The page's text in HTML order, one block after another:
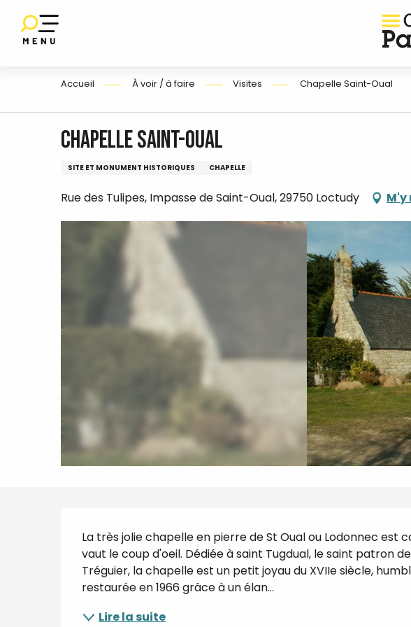
contenu
Accueil À voir / à faire Visites Chapelle Saint-Oual
Chapelle Saint-Oual
SITE ET MONUMENT HISTORIQUES CHAPELLE
Rue des Tulipes, Impasse de Saint-Oual, 29750 Loctudy M'y
Description
La très jolie chapelle en pierre de St Oual ou Lodonnec est
vaut le coup d'oeil. Dédiée à saint Tugdual, le saint patron
Tréguier, la chapelle est un petit joyau du XVIIe siècle,
restaurée en 1966 grâce à un élan...
Lire la suite